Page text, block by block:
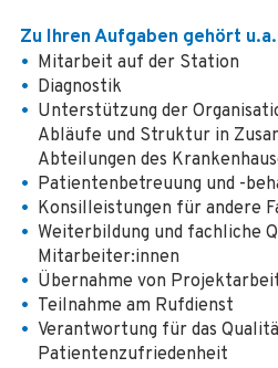
Zu Ihren Aufgaben gehört
Mitarbeit auf der Station
Diagnostik
Unterstützung der
Abläufe und Struktur in
Abteilungen des
Patientenbetreuung und -
Konsilleistungen für andere
Weiterbildung und fachliche
Mitarbeiter:innen
Übernahme von
Teilnahme am Rufdienst
Verantwortung für das
Patientenzufriedenheit